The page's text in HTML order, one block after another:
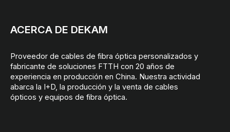
ACERCA DE DEKAM
Proveedor de cables de fibra óptica personalizados y
fabricante de soluciones FTTH con 20 años de
experiencia en producción en China. Nuestra actividad
abarca la I+D, la producción y la venta de cables
ópticos y equipos de fibra óptica.